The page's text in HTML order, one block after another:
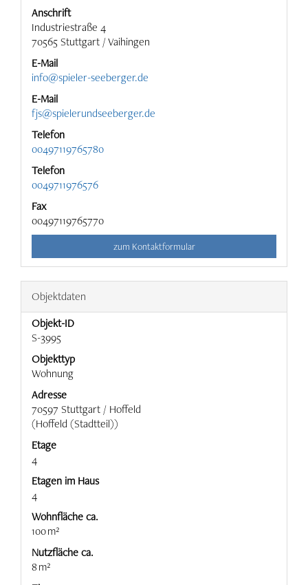
Anschrift
Industriestraße 4
70565 Stuttgart / Vaihingen
E-Mail
info@spieler-seeberger.de
E-Mail
fjs@spielerundseeberger.de
Telefon
00497119765780
Telefon
0049711976576
Fax
00497119765770
zum Kontaktformular
Objektdaten
Objekt-ID
S-3995
Objekttyp
Wohnung
Adresse
70597 Stuttgart / Hoffeld
(Hoffeld (Stadtteil))
Etage
4
Etagen im Haus
4
Wohnfläche ca.
100 m²
Nutzfläche ca.
8 m²